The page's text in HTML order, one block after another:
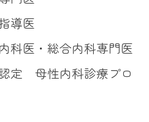
導医
科医・総合内科専門医
定 母性内科診療プロ